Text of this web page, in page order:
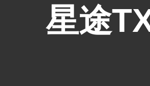
星途